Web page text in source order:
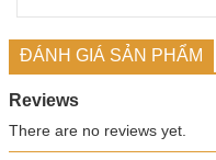
ĐÁNH GIÁ SẢN PHẨM
Reviews
There are no reviews yet.